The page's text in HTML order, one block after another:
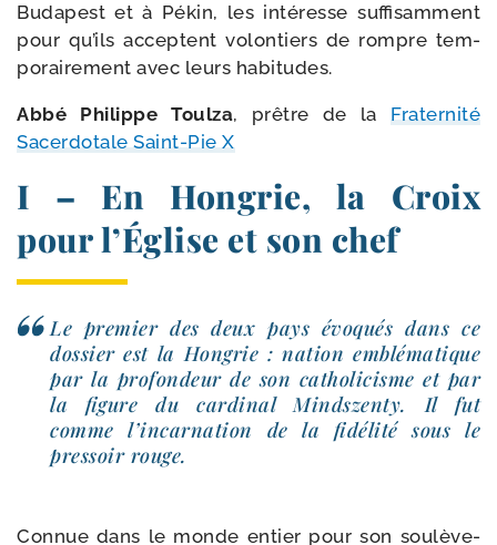
Budapest et à Pékin, les inté­resse suf­fi­sam­ment
pour qu’ils acceptent volon­tiers de rompre tem­
po­rai­re­ment avec leurs habitudes.
Abbé Philippe Toulza, prêtre de laFraternité
Sacerdotale Saint-​Pie X
I – En Hongrie, la Croix
pour l’Église et son chef
Le pre­mier des deux pays évo­qués dans ce
dos­sier est la Hongrie : nation emblé­ma­tique
par la pro­fon­deur de son catho­li­cisme et par
la figure du car­di­nal Mindszenty. Il fut
comme l’in­car­na­tion de la fidé­li­té sous le
pres­soir rouge.
Connue dans le monde entier pour son sou­lè­ve­